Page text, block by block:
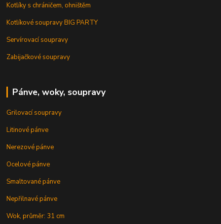
Kotlíky s chráničem, ohništěm
Kotlíkové soupravy BIG PARTY
Servírovací soupravy
Zabijačkové soupravy
Pánve, woky, soupravy
Grilovací soupravy
Litinové pánve
Nerezové pánve
Ocelové pánve
Smaltované pánve
Nepřilnavé pánve
Wok, průměr: 31 cm